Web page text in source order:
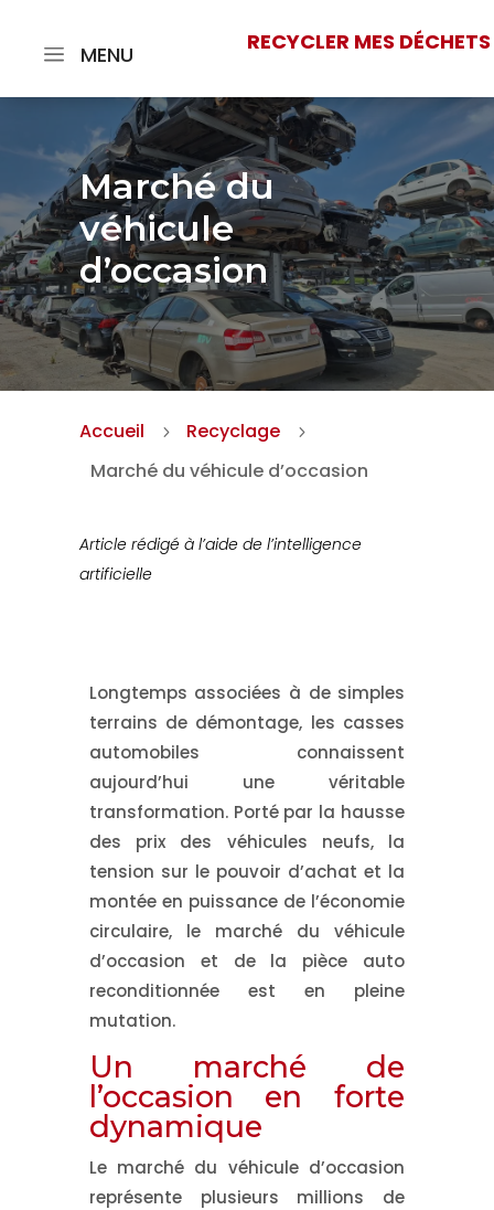
MENU RECYCLER MES DÉCHETS
Marché du
véhicule
d’occasion
Accueil 5 Recyclage 5
Marché du véhicule d’occasion
Article rédigé à l’aide de l’intelligence
artificielle
Longtemps associées à de simples
terrains de démontage, les casses
automobiles connaissent
aujourd’hui une véritable
transformation. Porté par la hausse
des prix des véhicules neufs, la
tension sur le pouvoir d’achat et la
montée en puissance de l’économie
circulaire, le marché du véhicule
d’occasion et de la pièce auto
reconditionnée est en pleine
mutation.
Un marché de
l’occasion en forte
dynamique
Le marché du véhicule d’occasion
représente plusieurs millions de